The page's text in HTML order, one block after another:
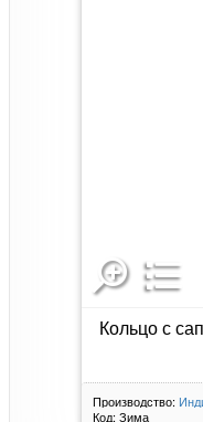
Кольцо с
Производство:
Код: Зима